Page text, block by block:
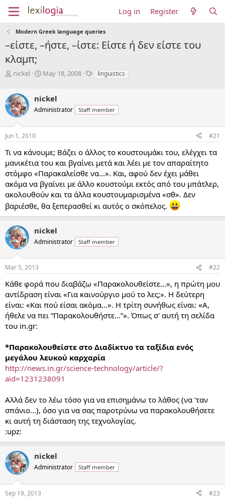
Log in Register
Modern Greek language queries
–είστε, –ήστε, –ίστε: Είστε ή δεν είστε του
κλαμπ;
T
e
a
d
s
t
a
r
t
e
r
nickel
S
r
t
a
e
May 18, 2008
Tlinguistics
nickel
Administrator Staff member
Jun 1, 2010 #21
Τι να κάνουμε; Βάζει ο άλλος το κουστουμάκι του, ελέγχει τα
μανικέτια του και βγαίνει μετά και λέει με τον απαραίτητο
στόμφο «Παρακαλείσθε να...». Και, αφού δεν έχει μάθει
ακόμα να βγαίνει με άλλο κουστούμι εκτός από του μπάτλερ,
ακολουθούν και τα άλλα κουστουμαρισμένα «σθ». Δεν
βαριέσθε, θα ξεπερασθεί κι αυτός ο σκόπελος.
nickel
Administrator Staff member
Mar 5, 2013 #22
Κάθε φορά που διαβάζω «Παρακολουθείστε...», η πρώτη μου
αντίδραση είναι «Για καινούργιο μού το λες;». Η δεύτερη
είναι: «Και πού είσαι ακόμα...». Η τρίτη συνήθως είναι: «Α,
ήθελε να πει “Παρακολουθήστε...”». Όπως σ' αυτή τη σελίδα
του in.gr:
*Παρακολουθείστε στο Διαδίκτυο τα ταξίδια ενός
μεγάλου λευκού καρχαρία
http://news.in.gr/science-technology/article/?
aid=1231238091
Αλλά δεν το λέω τόσο για να επισημάνω το λάθος (να 'ταν
σπάνιο...), όσο για να σας παροτρύνω να παρακολουθήσετε
κι αυτή τη διάσταση της τεχνολογίας.
:upz:
nickel
Administrator Staff member
Sep 19, 2013 #23